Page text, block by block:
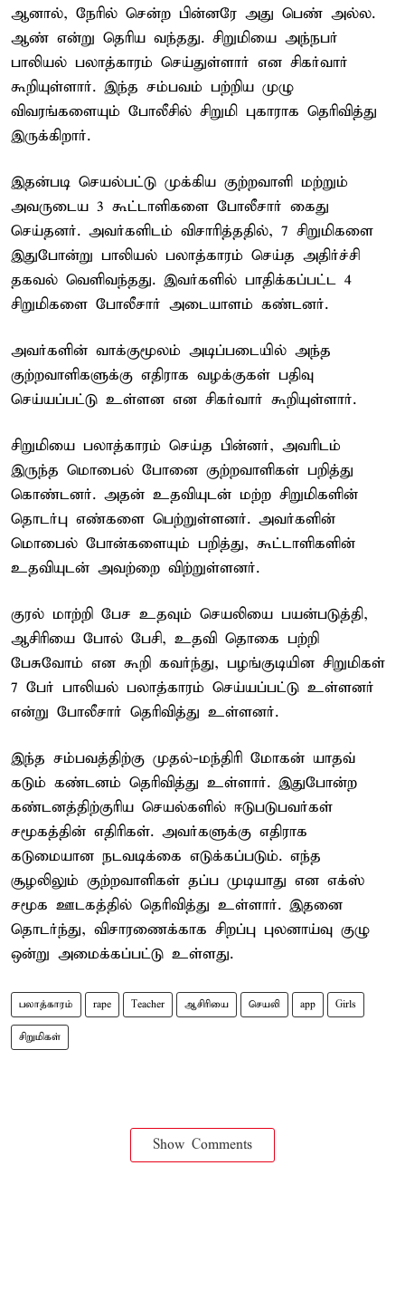
ஆனால், நேரில் சென்ற பின்னரே அது பெண் அல்ல.
ஆண் என்று தெரிய வந்தது. சிறுமியை அந்நபர்
பாலியல் பலாத்காரம் செய்துள்ளார் என சிகர்வார்
கூறியுள்ளார். இந்த சம்பவம் பற்றிய முழு
விவரங்களையும் போலீசில் சிறுமி புகாராக தெரிவித்து
இருக்கிறார்.
இதன்படி செயல்பட்டு முக்கிய குற்றவாளி மற்றும்
அவருடைய 3 கூட்டாளிகளை போலீசார் கைது
செய்தனர். அவர்களிடம் விசாரித்ததில், 7 சிறுமிகளை
இதுபோன்று பாலியல் பலாத்காரம் செய்த அதிர்ச்சி
தகவல் வெளிவந்தது. இவர்களில் பாதிக்கப்பட்ட 4
சிறுமிகளை போலீசார் அடையாளம் கண்டனர்.
அவர்களின் வாக்குமூலம் அடிப்படையில் அந்த
குற்றவாளிகளுக்கு எதிராக வழக்குகள் பதிவு
செய்யப்பட்டு உள்ளன என சிகர்வார் கூறியுள்ளார்.
சிறுமியை பலாத்காரம் செய்த பின்னர், அவரிடம்
இருந்த மொபைல் போனை குற்றவாளிகள் பறித்து
கொண்டனர். அதன் உதவியுடன் மற்ற சிறுமிகளின்
தொடர்பு எண்களை பெற்றுள்ளனர். அவர்களின்
மொபைல் போன்களையும் பறித்து, கூட்டாளிகளின்
உதவியுடன் அவற்றை விற்றுள்ளனர்.
குரல் மாற்றி பேச உதவும் செயலியை பயன்படுத்தி,
ஆசிரியை போல் பேசி, உதவி தொகை பற்றி
பேசுவோம் என கூறி கவர்ந்து, பழங்குடியின சிறுமிகள்
7 பேர் பாலியல் பலாத்காரம் செய்யப்பட்டு உள்ளனர்
என்று போலீசார் தெரிவித்து உள்ளனர்.
இந்த சம்பவத்திற்கு முதல்-மந்திரி மோகன் யாதவ்
கடும் கண்டனம் தெரிவித்து உள்ளார். இதுபோன்ற
கண்டனத்திற்குரிய செயல்களில் ஈடுபடுபவர்கள்
சமூகத்தின் எதிரிகள். அவர்களுக்கு எதிராக
கடுமையான நடவடிக்கை எடுக்கப்படும். எந்த
சூழலிலும் குற்றவாளிகள் தப்ப முடியாது என எக்ஸ்
சமூக ஊடகத்தில் தெரிவித்து உள்ளார். இதனை
தொடர்ந்து, விசாரணைக்காக சிறப்பு புலனாய்வு குழு
ஒன்று அமைக்கப்பட்டு உள்ளது.
பலாத்காரம் rape Teacher ஆசிரியை செயலி app Girls
சிறுமிகள்
Show Comments